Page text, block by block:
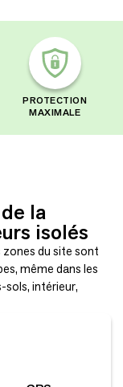
PROTECTION
MAXIMALE
la
isolés
du site sont
même dans les
sols, intérieur,